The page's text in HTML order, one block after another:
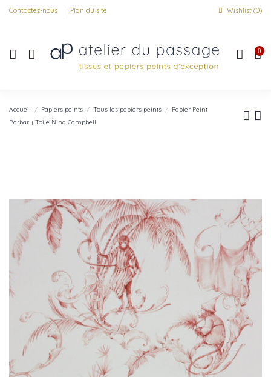
Contactez-nous Plan du site Wishlist (0)
0
Accueil Papiers peints Tous les papiers peints
Papier Peint
Barbary Toile Nina Campbell